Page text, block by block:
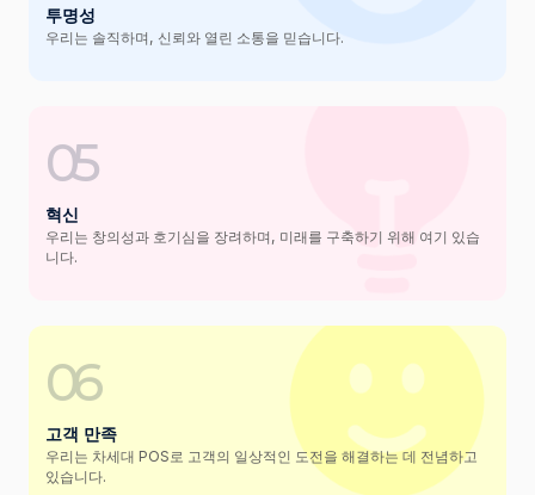
투명성
우리는 솔직하며, 신뢰와 열린 소통을 믿습니다.
05
혁신
우리는 창의성과 호기심을 장려하며, 미래를 구축하기 위해 여기 있습
니다.
06
고객 만족
우리는 차세대 POS로 고객의 일상적인 도전을 해결하는 데 전념하고
있습니다.